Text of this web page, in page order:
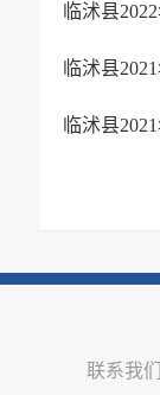
临沭县
临沭县
临沭县
联系我